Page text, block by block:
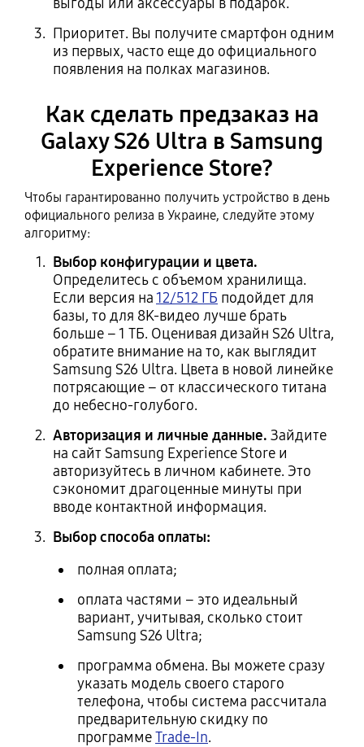
Приоритет. Вы получите смартфон одним
из первых, часто еще до официального
появления на полках магазинов.
Как сделать предзаказ на
Galaxy S26 Ultra в Samsung
Experience Store?
Чтобы гарантированно получить устройство в день
официального релиза в Украине, следуйте этому
алгоритму:
Выбор конфигурации и цвета.
Определитесь с объемом хранилища.
Если версия на12/512 ГБ подойдет для
базы, то для 8K-видео лучше брать
больше – 1 ТБ. Оценивая дизайн S26 Ultra,
обратите внимание на то, как выглядит
Samsung S26 Ultra. Цвета в новой линейке
потрясающие – от классического титана
до небесно-голубого.
Авторизация и личные данные. Зайдите
на сайт Samsung Experience Store и
авторизуйтесь в личном кабинете. Это
сэкономит драгоценные минуты при
вводе контактной информация.
Выбор способа оплаты:
полная оплата;
оплата частями – это идеальный
вариант, учитывая, сколько стоит
Samsung S26 Ultra;
программа обмена. Вы можете сразу
указать модель своего старого
телефона, чтобы система рассчитала
предварительную скидку по
программеTrade-In.